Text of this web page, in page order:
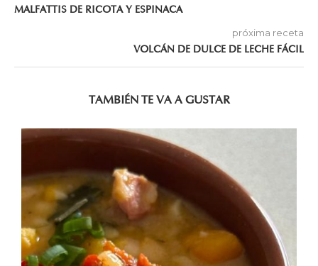
MALFATTIS DE RICOTA Y ESPINACA
próxima receta
VOLCÁN DE DULCE DE LECHE FÁCIL
TAMBIÉN TE VA A GUSTAR